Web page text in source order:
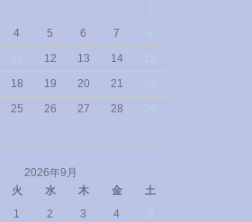
4 5 6 7
12 13 14
18 19 20 21
25 26 27 28
2026年9月
火 水 木 金
土
1
2 3 4